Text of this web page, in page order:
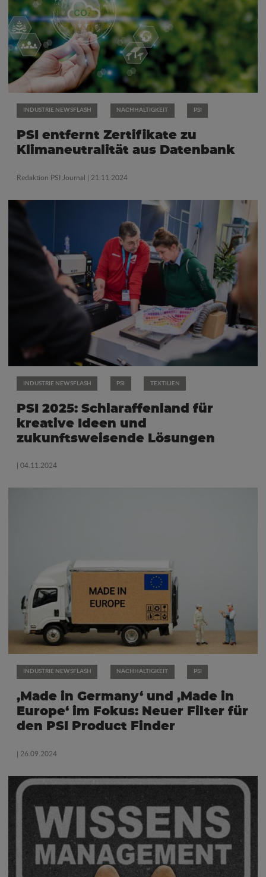
INDUSTRIE NEWSFLASH NACHHALTIGKEIT PSI
PSI entfernt Zertifikate zu
Klimaneutralität aus Datenbank
Redaktion PSI Journal | 21.11.2024
INDUSTRIE NEWSFLASH PSI TEXTILIEN
PSI 2025: Schlaraffenland für
kreative Ideen und
zukunftsweisende Lösungen
| 04.11.2024
INDUSTRIE NEWSFLASH NACHHALTIGKEIT PSI
‚Made in Germany‘ und ‚Made in
Europe‘ im Fokus: Neuer Filter für
den PSI Product Finder
| 26.09.2024